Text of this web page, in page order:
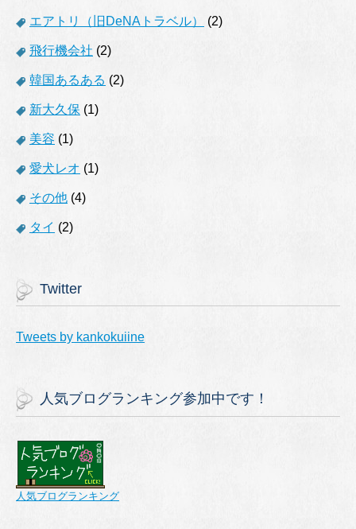
エアトリ（旧DeNAトラベル） (2)
飛行機会社 (2)
韓国あるある (2)
新大久保 (1)
美容 (1)
愛犬レオ (1)
その他 (4)
タイ (2)
Twitter
Tweets by kankokuiine
人気ブログランキング参加中です！
人気ブログランキング